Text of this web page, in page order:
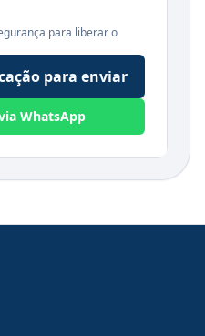
para liberar o
para enviar
WhatsApp